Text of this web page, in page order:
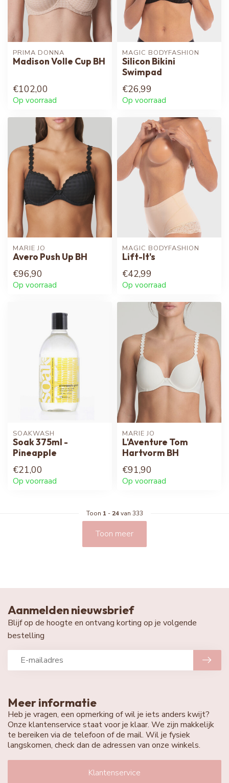
PRIMA DONNA
Madison Volle Cup BH
€102,00
Op voorraad
MAGIC BODYFASHION
Silicon Bikini
Swimpad
€26,99
Op voorraad
MARIE JO
Avero Push Up BH
€96,90
Op voorraad
MAGIC BODYFASHION
Lift-It's
€42,99
Op voorraad
SOAKWASH
Soak 375ml -
Pineapple
€21,00
Op voorraad
MARIE JO
L'Aventure Tom
Hartvorm BH
€91,90
Op voorraad
Toon 1 - 24van 333
Toon meer
Meer informatie
Heb je vragen, een opmerking of wil je iets anders kwijt?
Onze klantenservice staat voor je klaar. We zijn makkelijk
te bereiken via de telefoon of de mail. Wil je fysiek
langskomen, check dan de adressen van onze winkels.
Klantenservice
Aanmelden nieuwsbrief
Blijf op de hoogte en ontvang korting op je volgende
bestelling